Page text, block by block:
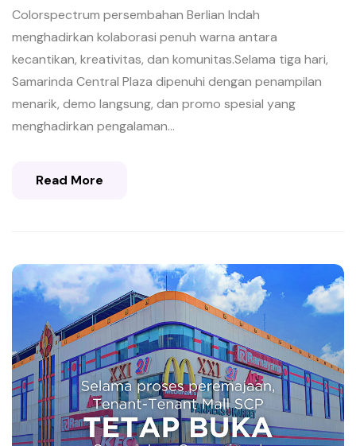
Colorspectrum persembahan Berlian Indah
menghadirkan kolaborasi penuh warna antara
kecantikan, kreativitas, dan komunitas.Selama tiga hari,
Samarinda Central Plaza dipenuhi dengan penampilan
menarik, demo langsung, dan promo spesial yang
menghadirkan pengalaman...
Read More